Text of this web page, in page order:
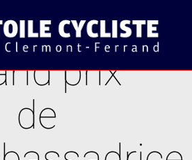
prix
de